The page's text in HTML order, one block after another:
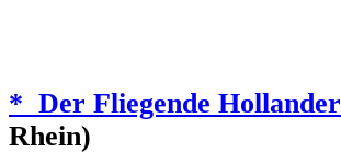
* Der Fliegende Hollander
Rhein)